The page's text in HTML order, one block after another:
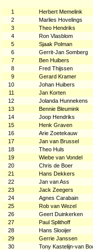
1
Herbert Memelink
2
Marlies Hovelings
3
Theo Hendriks
4
Ron Vlasblom
5
Sjaak Polman
6
Gerrit-Jan Somberg
7
Ben Huibers
8
Fred Thijssen
9
Gerard Kramer
10
Johan Huibers
11
Jan Korten
12
Jolanda Hunnekens
13
Bennie Bleumink
14
Joop Hendriks
15
Henk Graven
16
Arie Zoetekauw
17
Jan van Brussel
18
Theo Huls
19
Wiebe van Vondel
20
Chris de Boer
21
Hans Dekkers
22
Jan van Ass
23
Jack Zeegers
24
Agnes Carabain
25
Rob van Wezel
26
Geert Duinkerken
27
Paul Splithoff
28
Hans Slooijer
29
Gerrie Janssen
30
Tony Kastelijn-van